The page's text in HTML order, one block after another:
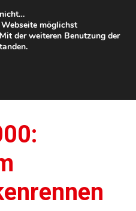
Langstreckenrennen
möglichst
der weiteren Benutzung der